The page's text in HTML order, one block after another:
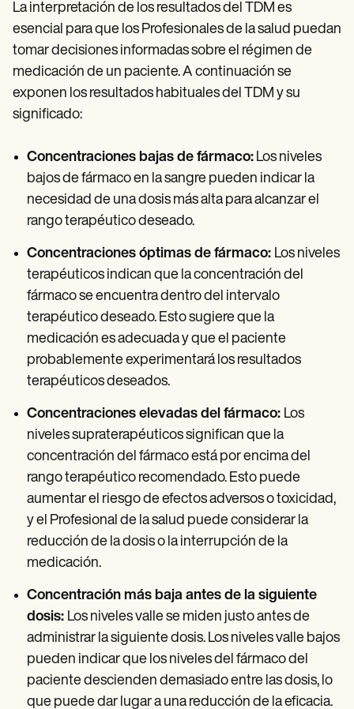
La interpretación de los resultados del TDM es
esencial para que los Profesionales de la salud puedan
tomar decisiones informadas sobre el régimen de
medicación de un paciente. A continuación se
exponen los resultados habituales del TDM y su
significado:
Concentraciones bajas de fármaco: Los niveles
bajos de fármaco en la sangre pueden indicar la
necesidad de una dosis más alta para alcanzar el
rango terapéutico deseado.
Concentraciones óptimas de fármaco: Los niveles
terapéuticos indican que la concentración del
fármaco se encuentra dentro del intervalo
terapéutico deseado. Esto sugiere que la
medicación es adecuada y que el paciente
probablemente experimentará los resultados
terapéuticos deseados.
Concentraciones elevadas del fármaco: Los
niveles supraterapéuticos significan que la
concentración del fármaco está por encima del
rango terapéutico recomendado. Esto puede
aumentar el riesgo de efectos adversos o toxicidad,
y el Profesional de la salud puede considerar la
reducción de la dosis o la interrupción de la
medicación.
Concentración más baja antes de la siguiente
dosis: Los niveles valle se miden justo antes de
administrar la siguiente dosis. Los niveles valle bajos
pueden indicar que los niveles del fármaco del
paciente descienden demasiado entre las dosis, lo
que puede dar lugar a una reducción de la eficacia.